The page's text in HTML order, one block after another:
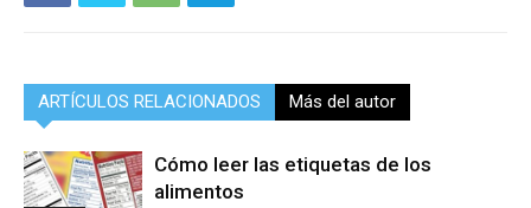
ARTÍCULOS RELACIONADOS Más del autor
Cómo leer las etiquetas de los
alimentos